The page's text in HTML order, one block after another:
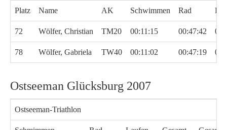
Platz Name AK Schwimmen Rad
72 Wölfer, Christian TM20 00:11:15 00:47:42
78 Wölfer, Gabriela TW40 00:11:02 00:47:19
Ostseeman Glücksburg 2007
Ostseeman-Triathlon